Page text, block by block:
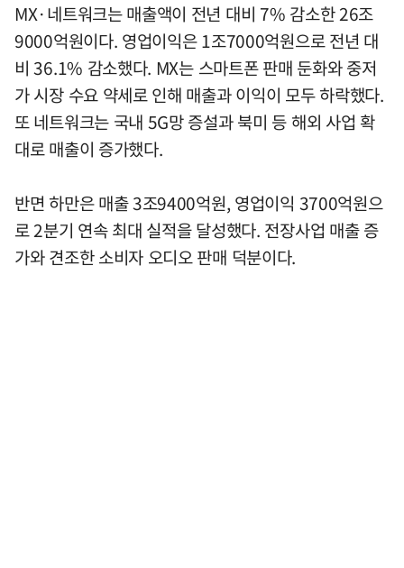
MX·네트워크는 매출액이 전년 대비 7% 감소한 26조
9000억원이다. 영업이익은 1조7000억원으로 전년 대
비 36.1% 감소했다. MX는 스마트폰 판매 둔화와 중저
가 시장 수요 약세로 인해 매출과 이익이 모두 하락했다.
또 네트워크는 국내 5G망 증설과 북미 등 해외 사업 확
대로 매출이 증가했다.
반면 하만은 매출 3조9400억원, 영업이익 3700억원으
로 2분기 연속 최대 실적을 달성했다. 전장사업 매출 증
가와 견조한 소비자 오디오 판매 덕분이다.